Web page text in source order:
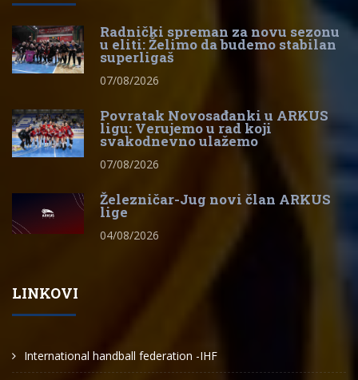
Radnički spreman za novu sezonu
u eliti: Želimo da budemo stabilan
superligaš
07/08/2026
Povratak Novosađanki u ARKUS
ligu: Verujemo u rad koji
svakodnevno ulažemo
07/08/2026
Železničar-Jug novi član ARKUS
lige
04/08/2026
LINKOVI
International handball federation -IHF